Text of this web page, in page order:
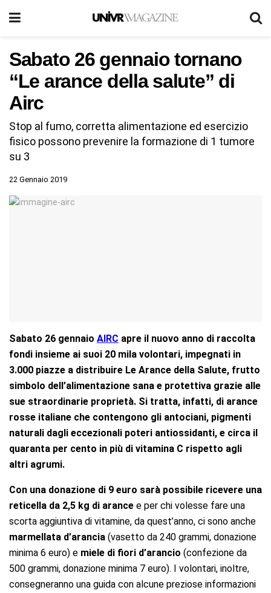
Sabato 26 gennaio tornano
“Le arance della salute” di
Airc
Stop al fumo, corretta alimentazione ed esercizio
fisico possono prevenire la formazione di 1 tumore
su 3
22 Gennaio 2019
Sabato 26 gennaio AIRC apre il nuovo anno di raccolta
fondi insieme ai suoi 20 mila volontari, impegnati in
3.000 piazze a distribuire Le Arance della Salute, frutto
simbolo dell’alimentazione sana e protettiva grazie alle
sue straordinarie proprietà. Si tratta, infatti, di arance
rosse italiane che contengono gli antociani, pigmenti
naturali dagli eccezionali poteri antiossidanti, e circa il
quaranta per cento in più di vitamina C rispetto agli
altri agrumi.
Con una donazione di 9 euro sarà possibile ricevere una
reticella da 2,5 kg di arance e per chi volesse fare una
scorta aggiuntiva di vitamine, da quest’anno, ci sono anche
marmellata d’arancia (vasetto da 240 grammi, donazione
minima 6 euro) e miele di fiori d’arancio (confezione da
500 grammi, donazione minima 7 euro). I volontari, inoltre,
consegneranno una guida con alcune preziose informazioni